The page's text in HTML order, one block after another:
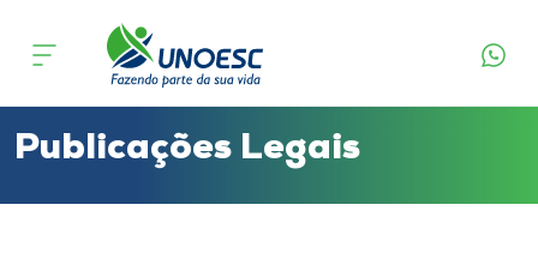
Cursos
Publicações Legais